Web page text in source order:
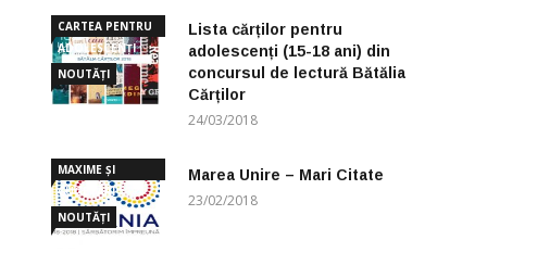
CARTEA PENTRU
ADOLESCENȚI
NOUTĂȚI
Lista cărților pentru
adolescenți (15-18 ani) din
concursul de lectură Bătălia
Cărților
24/03/2018
MAXIME ȘI
CUGETĂRI
NOUTĂȚI
Marea Unire – Mari Citate
23/02/2018